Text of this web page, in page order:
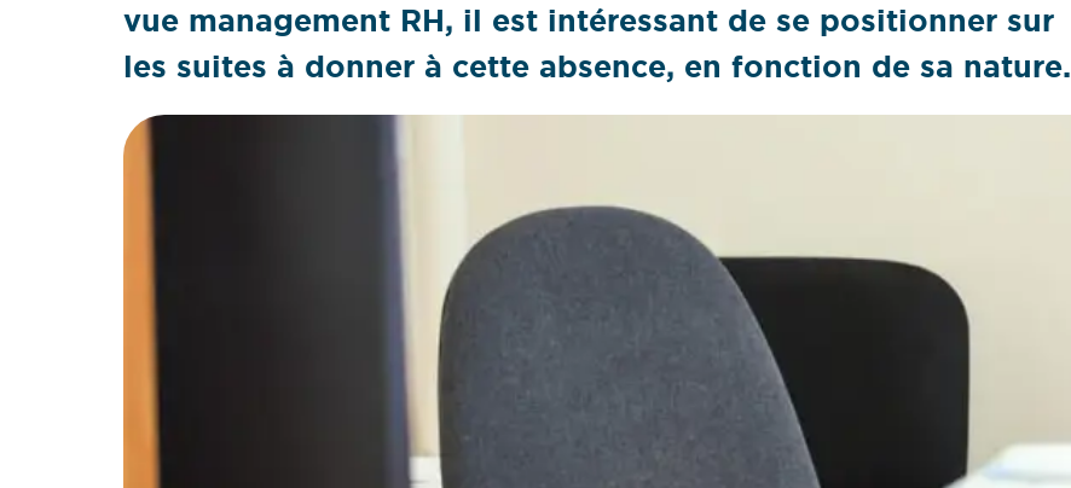
vue management RH, il est intéressant de se positionner sur
les suites à donner à cette absence, en fonction de sa nature.